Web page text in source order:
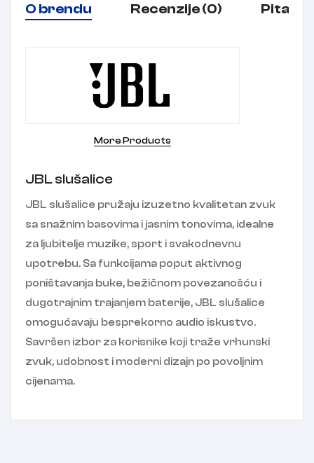
O brendu Recenzije (0) Pitanja
More Products
JBL slušalice
JBL slušalice pružaju izuzetno kvalitetan zvuk
sa snažnim basovima i jasnim tonovima, idealne
za ljubitelje muzike, sport i svakodnevnu
upotrebu. Sa funkcijama poput aktivnog
poništavanja buke, bežičnom povezanošću i
dugotrajnim trajanjem baterije, JBL slušalice
omogućavaju besprekorno audio iskustvo.
Savršen izbor za korisnike koji traže vrhunski
zvuk, udobnost i moderni dizajn po povoljnim
cijenama.